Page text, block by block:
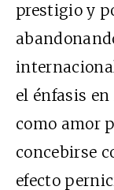
prestigio y
el énfasis
como amor
concebirse
efecto